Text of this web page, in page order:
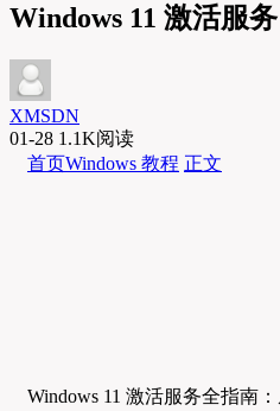
Windows 11 激活服务
XMSDN
01-28 1.1K阅读
首页Windows 教程 正文
Windows 11 激活服务全指南